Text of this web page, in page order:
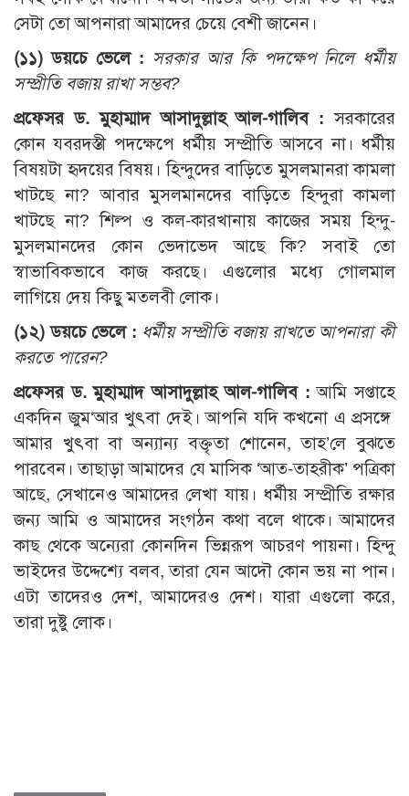
সেটা তো আপনারা আমাদের চেয়ে বেশী জানেন।
(১১) ডয়চে ভেলে : সরকার আর কি পদক্ষেপ নিলে ধর্মীয়
সম্প্রীতি বজায় রাখা সম্ভব?
প্রফেসর ড. মুহাম্মাদ আসাদুল্লাহ আল-গালিব : সরকারের
কোন যবরদস্তী পদক্ষেপে ধর্মীয় সম্প্রীতি আসবে না। ধর্মীয়
বিষয়টা হৃদয়ের বিষয়। হিন্দুদের বাড়িতে মুসলমানরা কামলা
খাটছে না? আবার মুসলমানদের বাড়িতে হিন্দুরা কামলা
খাটছে না? শিল্প ও কল-কারখানায় কাজের সময় হিন্দু-
মুসলমানদের কোন ভেদাভেদ আছে কি? সবাই তো
স্বাভাবিকভাবে কাজ করছে। এগুলোর মধ্যে গোলমাল
লাগিয়ে দেয় কিছু মতলবী লোক।
(১২) ডয়চে ভেলে : ধর্মীয় সম্প্রীতি বজায় রাখতে আপনারা কী
করতে পারেন?
প্রফেসর ড. মুহাম্মাদ আসাদুল্লাহ আল-গালিব : আমি সপ্তাহে
একদিন জুম‘আর খুৎবা দেই। আপনি যদি কখনো এ প্রসঙ্গে
আমার খুৎবা বা অন্যান্য বক্তৃতা শোনেন, তাহ’লে বুঝতে
পারবেন। তাছাড়া আমাদের যে মাসিক ‘আত-তাহরীক’ পত্রিকা
আছে, সেখানেও আমাদের লেখা যায়। ধর্মীয় সম্প্রীতি রক্ষার
জন্য আমি ও আমাদের সংগঠন কথা বলে থাকে। আমাদের
কাছ থেকে অন্যেরা কোনদিন ভিন্নরূপ আচরণ পায়না। হিন্দু
ভাইদের উদ্দেশ্যে বলব, তারা যেন আদৌ কোন ভয় না পান।
এটা তাদেরও দেশ, আমাদেরও দেশ। যারা এগুলো করে,
তারা দুষ্টু লোক।